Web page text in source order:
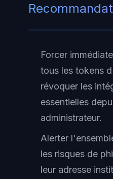
Forcer
tous les tokens
révoquer les
essentielles
administrateur.
Alerter
les risques de
leur adresse